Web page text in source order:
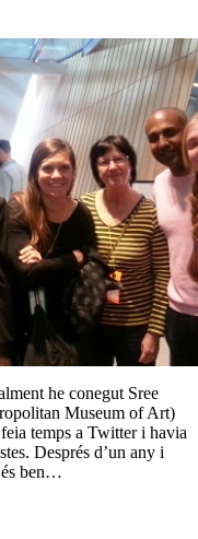
he conegut Sree
Museum of Art)
temps a Twitter i havia
Després d’un any i
és ben…